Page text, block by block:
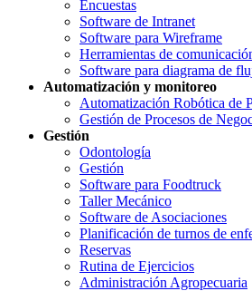
Encuestas
Software de Intranet
Software para Wireframe
Herramientas de
Software para diagrama de
Automatización y monitoreo
Automatización Robótica de
Gestión de Procesos de
Gestión
Odontología
Gestión
Software para Foodtruck
Taller Mecánico
Software de Asociaciones
Planificación de turnos de
Reservas
Rutina de Ejercicios
Administración Agropecuaria